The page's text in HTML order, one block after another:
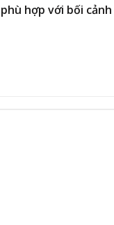
hợp với bối